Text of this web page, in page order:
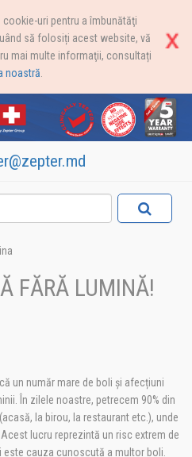
uri pentru a îmbunătăţi
să folosiți acest website, vă
mai multe informaţii, consultați
noastră
FĂRĂ LUMINĂ!
un număr mare de boli și afecțiuni
În zilele noastre, petrecem 90% din
la birou, la restaurant etc.), unde
lucru reprezintă un risc extrem de
cauza cunoscută a multor boli.